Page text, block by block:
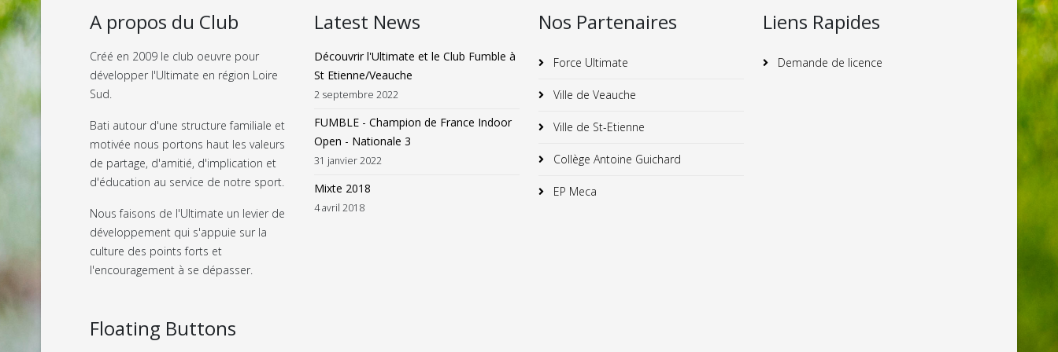
A propos du Club
Créé en 2009 le club oeuvre pour
développer l'Ultimate en région Loire
Sud.
Bati autour d'une structure familiale et
motivée nous portons haut les valeurs
de partage, d'amitié, d'implication et
d'éducation au service de notre sport.
Nous faisons de l'Ultimate un levier de
développement qui s'appuie sur la
culture des points forts et
l'encouragement à se dépasser.
Floating Buttons
Latest News
Découvrir l'Ultimate et le Club Fumble à
St Etienne/Veauche
2 septembre 2022
FUMBLE - Champion de France Indoor
Open - Nationale 3
31 janvier 2022
Mixte 2018
4 avril 2018
Nos Partenaires
Force Ultimate
Ville de Veauche
Ville de St-Etienne
Collège Antoine Guichard
EP Meca
Liens Rapides
Demande de licence